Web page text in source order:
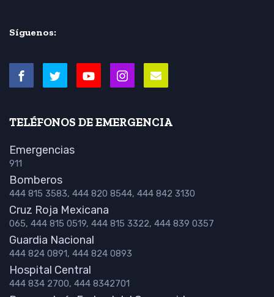
Síguenos:
TELÉFONOS DE EMERGENCIA
Emergencias
911
Bomberos
444 815 3583, 444 820 8544, 444 842 3130
Cruz Roja Mexicana
065, 444 815 0519, 444 815 3322, 444 839 0357
Guardia Nacional
444 824 0891, 444 824 0893
Hospital Central
444 834 2700, 444 8342701